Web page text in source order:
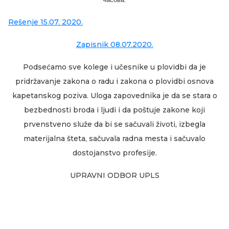
Rešenje 15.07. 2020.
Zapisnik 08.07.2020.
Podsećamo sve kolege i učesnike u plovidbi da je
pridržavanje zakona o radu i zakona o plovidbi osnova
kapetanskog poziva. Uloga zapovednika je da se stara o
bezbednosti broda i ljudi i da poštuje zakone koji
prvenstveno služe da bi se sačuvali životi, izbegla
materijalna šteta, sačuvala radna mesta i sačuvalo
dostojanstvo profesije.
UPRAVNI ODBOR UPLS